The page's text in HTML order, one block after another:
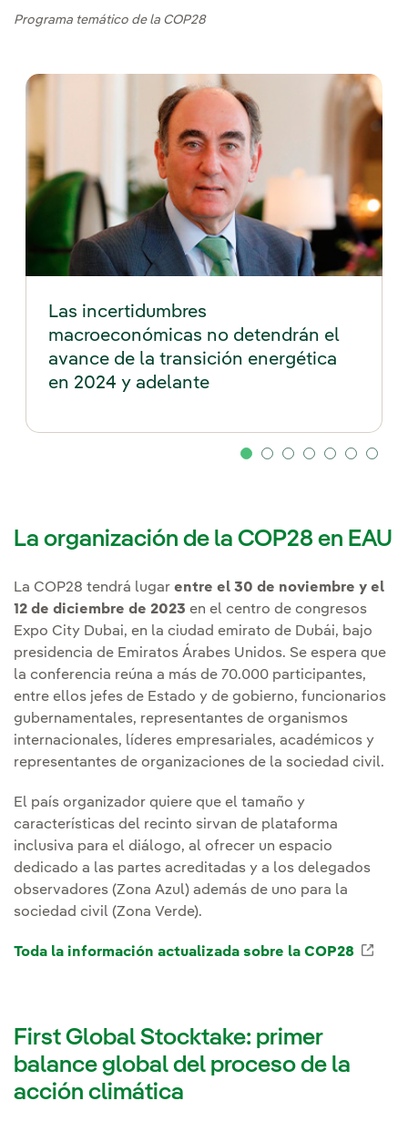
Programa temático de la COP28
Las incertidumbres
macroeconómicas no detendrán el
avance de la transición energética
en 2024 y adelante
La organización de la COP28 en EAU
La COP28 tendrá lugar entre el 30 de noviembre y el
12 de diciembre de 2023 en el centro de congresos
Expo City Dubai, en la ciudad emirato de Dubái, bajo
presidencia de Emiratos Árabes Unidos. Se espera que
la conferencia reúna a más de 70.000 participantes,
entre ellos jefes de Estado y de gobierno, funcionarios
gubernamentales, representantes de organismos
internacionales, líderes empresariales, académicos y
representantes de organizaciones de la sociedad civil.
El país organizador quiere que el tamaño y
características del recinto sirvan de plataforma
inclusiva para el diálogo, al ofrecer un espacio
dedicado a las partes acreditadas y a los delegados
observadores (Zona Azul) además de uno para la
sociedad civil (Zona Verde).
Toda la información actualizada sobre la COP28
First Global Stocktake: primer
balance global del proceso de la
acción climática